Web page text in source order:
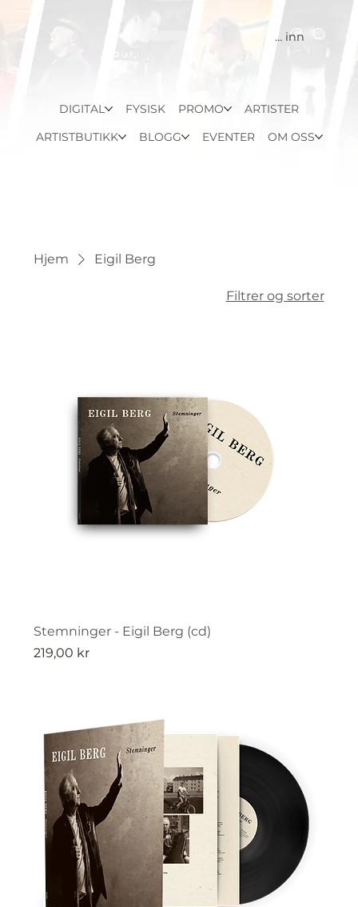
Logg inn
DIGITAL FYSISK PROMO
ARTISTER
ARTISTBUTIKK
BLOGG EVENTER OM OSS
Hjem Eigil Berg
Filtrer og sorter
Stemninger - Eigil Berg (cd)
Pris
219,00 kr